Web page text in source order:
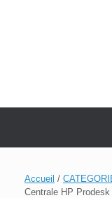
Accueil /
Centrale HP